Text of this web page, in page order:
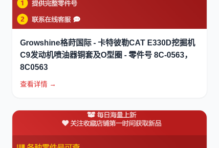
Growshine格莳国际 - 卡特彼勒CAT E330D挖掘机
C9发动机喷油器铜套及O型圈 - 零件号 8C-0563，
8C0563
查看详情 →